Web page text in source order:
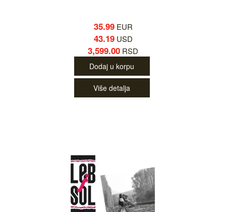
35.99EUR
43.19USD
3,599.00 RSD
Dodaj u korpu
Više detalja